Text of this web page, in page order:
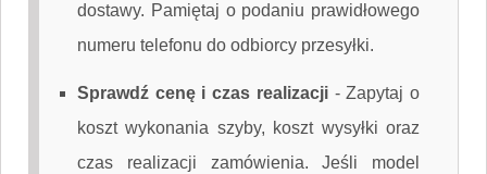
dostawy. Pamiętaj o podaniu prawidłowego
numeru telefonu do odbiorcy przesyłki.
Sprawdź cenę i czas realizacji-Zapytaj o
koszt wykonania szyby, koszt wysyłki oraz
czas realizacji zamówienia. Jeśli model